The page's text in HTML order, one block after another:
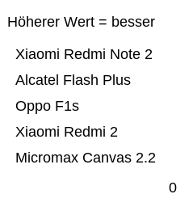
Höherer Wert = besser
Micromax Canvas 2.2
Xiaomi Redmi 2
Oppo F1s
Alcatel Flash Plus
Xiaomi Redmi Note 2
0